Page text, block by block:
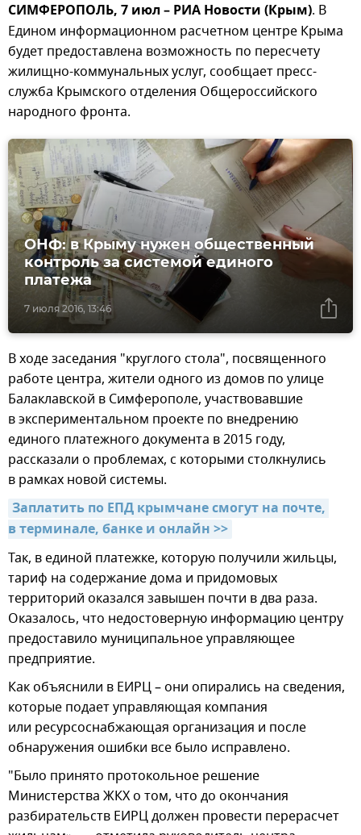
СИМФЕРОПОЛЬ, 7 июл – РИА Новости (Крым). В
Едином информационном расчетном центре Крыма
будет предоставлена возможность по пересчету
жилищно-коммунальных услуг, сообщает пресс-
служба Крымского отделения Общероссийского
народного фронта.
7 июля 2016, 13:46
ОНФ: в Крыму нужен общественный
контроль за системой единого
платежа
В ходе заседания "круглого стола", посвященного
работе центра, жители одного из домов по улице
Балаклавской в Симферополе, участвовавшие
в экспериментальном проекте по внедрению
единого платежного документа в 2015 году,
рассказали о проблемах, с которыми столкнулись
в рамках новой системы.
Заплатить по ЕПД крымчане смогут на почте,
в терминале, банке и онлайн >>
Так, в единой платежке, которую получили жильцы,
тариф на содержание дома и придомовых
территорий оказался завышен почти в два раза.
Оказалось, что недостоверную информацию центру
предоставило муниципальное управляющее
предприятие.
Как объяснили в ЕИРЦ – они опирались на сведения,
которые подает управляющая компания
или ресурсоснабжающая организация и после
обнаружения ошибки все было исправлено.
"Было принято протокольное решение
Министерства ЖКХ о том, что до окончания
разбирательств ЕИРЦ должен провести перерасчет